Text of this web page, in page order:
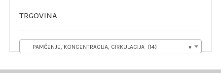
TRGOVINA
×
PAMČENJE, KONCENTRACIJA, CIRKULACIJA (14)